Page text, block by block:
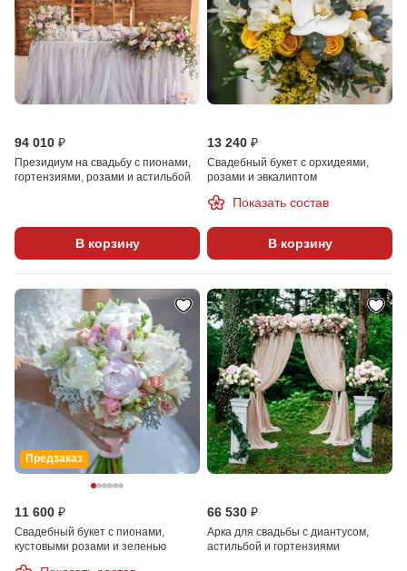
94 010 ₽
Президиум на свадьбу с пионами,
гортензиями, розами и астильбой
В корзину
13 240 ₽
Свадебный букет с орхидеями,
розами и эвкалиптом
Показать состав
В корзину
Предзаказ
11 600 ₽
Свадебный букет с пионами,
кустовыми розами и зеленью
66 530 ₽
Арка для свадьбы с диантусом,
астильбой и гортензиями